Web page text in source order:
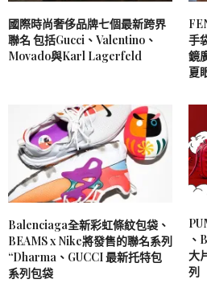
國際時尚奢侈品牌七個最新跨界
聯名 包括Gucci、Valentino、
Movado與Karl Lagerfeld
手
鏡
夏
Balenciaga全新彩虹條紋包袋、
BEAMS x Nike將發售的聯名系列
“Dharma、GUCCI 最新托特包
系列包袋
、
大
列